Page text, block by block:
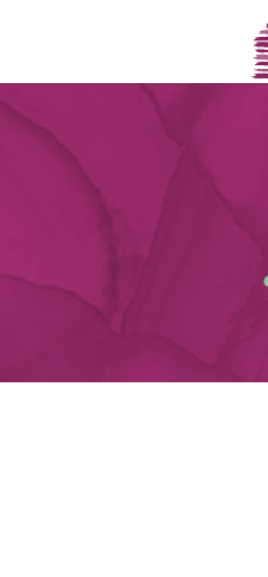
Zum Hauptinhalt springen